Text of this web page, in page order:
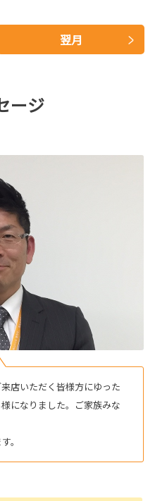
翌月
ージ
店いただく皆様方にゆった
になりました。ご家族みな
。